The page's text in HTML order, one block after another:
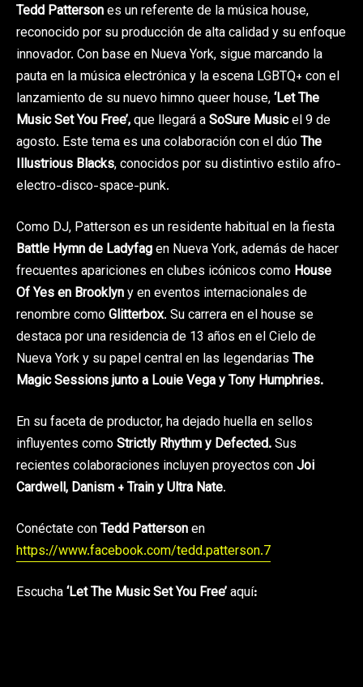
Tedd Pattersones un referente de la música house,
reconocido por su producción de alta calidad y su enfoque
innovador. Con base en Nueva York, sigue marcando la
pauta en la música electrónica y la escena LGBTQ+ con el
lanzamiento de su nuevo himno queer house,‘Let The
Music Set You Free’,que llegará aSoSure Musicel 9 de
agosto. Este tema es una colaboración con el dúoThe
Illustrious Blacks, conocidos por su distintivo estilo afro-
electro-disco-space-punk.
Como DJ, Patterson es un residente habitual en la fiesta
Battle Hymn de Ladyfagen Nueva York, además de hacer
frecuentes apariciones en clubes icónicos como House
Of Yes en Brooklyny en eventos internacionales de
renombre comoGlitterbox. Su carrera en el house se
destaca por una residencia de 13 años en el Cielo de
Nueva York y su papel central en las legendarias The
Magic Sessions junto a Louie Vega y Tony Humphries.
En su faceta de productor, ha dejado huella en sellos
influyentes comoStrictly Rhythm y Defected.Sus
recientes colaboraciones incluyen proyectos conJoi
Cardwell, Danism + Train y Ultra Nate.
Conéctate conTedd Pattersonen
https://www.facebook.com/tedd.patterson.7
Escucha‘Let The Music Set You Free’aquí: